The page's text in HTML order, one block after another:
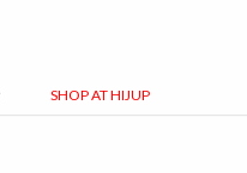
SHOP AT HIJUP